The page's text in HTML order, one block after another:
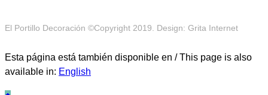
El Portillo Decoración ©Copyright 2019. Design: Grita Internet
Esta página está también disponible en / This page is also
available in: English